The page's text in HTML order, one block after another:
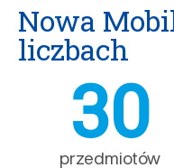
Nowa
liczbach
przedmiotów
30